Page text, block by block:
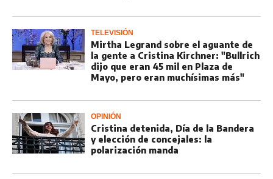
TELEVISIÓN
Mirtha Legrand sobre el aguante de
la gente a Cristina Kirchner: "Bullrich
dijo que eran 45 mil en Plaza de
Mayo, pero eran muchísimas más"
OPINIÓN
Cristina detenida, Día de la Bandera
y elección de concejales: la
polarización manda